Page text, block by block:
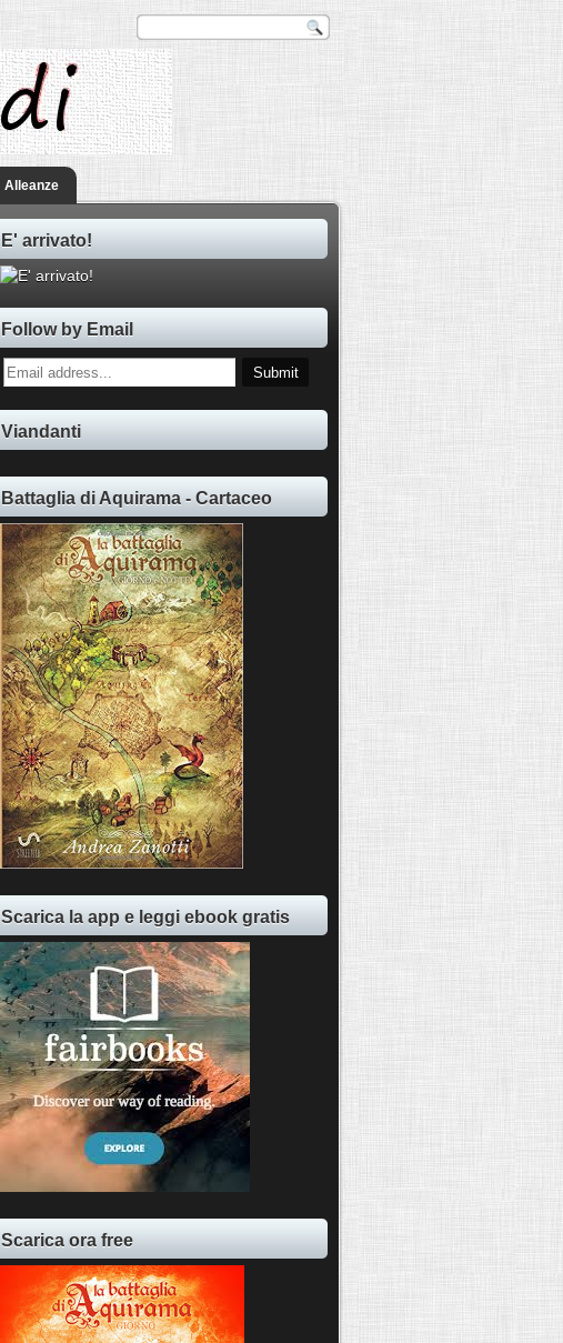
Alleanze
E' arrivato!
Follow by Email
Viandanti
Battaglia di Aquirama - Cartaceo
Scarica la app e leggi ebook gratis
Scarica ora free